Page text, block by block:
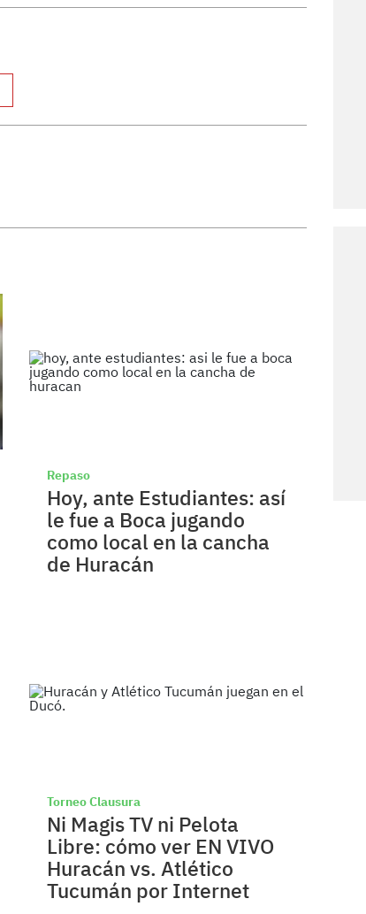
Repaso
Hoy, ante Estudiantes: así
le fue a Boca jugando
como local en la cancha
de Huracán
Torneo Clausura
Ni Magis TV ni Pelota
Libre: cómo ver EN VIVO
Huracán vs. Atlético
Tucumán por Internet